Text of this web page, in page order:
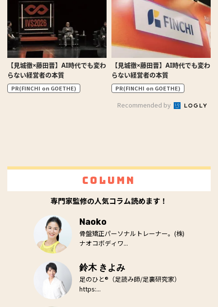
【見城徹×藤田晋】AI時代でも変わ
らない経営者の本質
PR(FINCHI on GOETHE)
【見城徹×藤田晋】AI時代でも変わ
らない経営者の本質
PR(FINCHI on GOETHE)
Recommended by
Column
専門家監修の人気コラム読めます！
Naoko
骨盤矯正パーソナルトレーナー。(株)
ナオコボディワ...
鈴木 きよみ
足のひと®（足読み師/足裏研究家）
https:...